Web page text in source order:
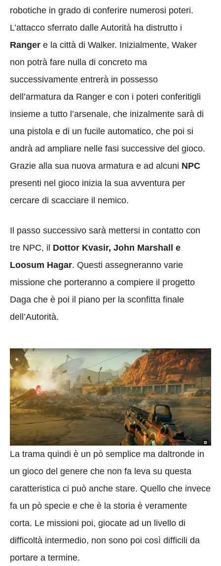
robotiche in grado di conferire numerosi poteri.
L’attacco sferrato dalle Autorità ha distrutto i
Ranger e la città di Walker. Inizialmente, Waker
non potrà fare nulla di concreto ma
successivamente entrerà in possesso
dell’armatura da Ranger e con i poteri conferitigli
insieme a tutto l’arsenale, che inizalmente sarà di
una pistola e di un fucile automatico, che poi si
andrà ad ampliare nelle fasi successive del gioco.
Grazie alla sua nuova armatura e ad alcuni NPC
presenti nel gioco inizia la sua avventura per
cercare di scacciare il nemico.
Il passo successivo sarà mettersi in contatto con
tre NPC, il Dottor Kvasir, John Marshall e
Loosum Hagar. Questi assegneranno varie
missione che porteranno a compiere il progetto
Daga che è poi il piano per la sconfitta finale
dell’Autorità.
La trama quindi è un pò semplice ma daltronde in
un gioco del genere che non fa leva su questa
caratteristica ci può anche stare. Quello che invece
fa un pò specie e che è la storia è veramente
corta. Le missioni poi, giocate ad un livello di
difficoltà intermedio, non sono poi così difficili da
portare a termine.